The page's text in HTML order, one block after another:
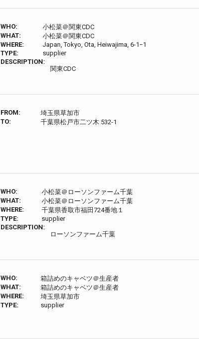
WHO:
小松菜＠関東CDC
WHAT:
小松菜＠関東CDC
WHERE:
Japan, Tokyo, Ota, Heiwajima, 6-1−1
TYPE:
supplier
DESCRIPTION:
関東CDC
FROM:
埼玉県草加市
TO:
千葉県松戸市二ツ木 532-1
WHO:
小松菜＠ローソンファーム千葉
WHAT:
小松菜＠ローソンファーム千葉
WHERE:
千葉県香取市福田724番地１
TYPE:
supplier
DESCRIPTION:
ローソンファーム千葉
WHO:
箱詰めのキャベツ＠生産者
WHAT:
箱詰めのキャベツ＠生産者
WHERE:
埼玉県草加市
TYPE:
supplier